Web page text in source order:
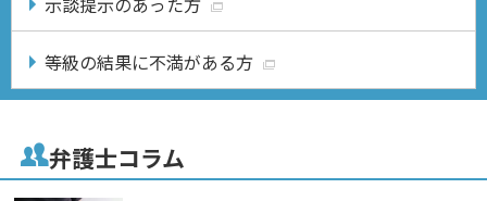
等級の結果に不満がある方
弁護士コラム